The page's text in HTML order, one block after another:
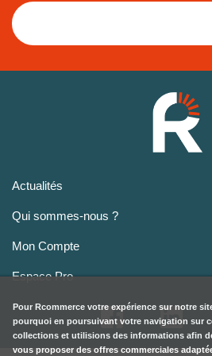
Actualités
Qui sommes-nous ?
Mon Compte
Espace Pro
Pour Rcommerce votre expérience sur notre
pourquoi en poursuivant votre navigation sur
collections et utilisions des informations afin
vous proposer des offres commerciales